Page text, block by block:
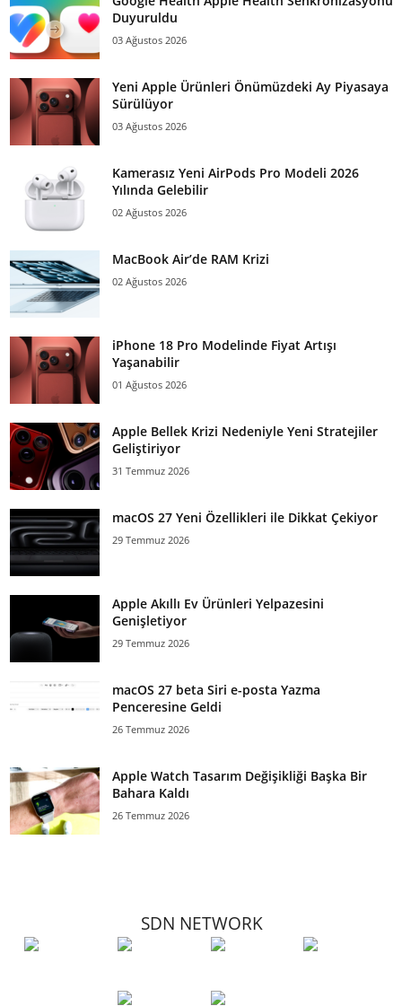
Duyuruldu
03 Ağustos 2026
Yeni Apple Ürünleri Önümüzdeki Ay Piyasaya
Sürülüyor
03 Ağustos 2026
Kamerasız Yeni AirPods Pro Modeli 2026
Yılında Gelebilir
02 Ağustos 2026
MacBook Air’de RAM Krizi
02 Ağustos 2026
iPhone 18 Pro Modelinde Fiyat Artışı
Yaşanabilir
01 Ağustos 2026
Apple Bellek Krizi Nedeniyle Yeni Stratejiler
Geliştiriyor
31 Temmuz 2026
macOS 27 Yeni Özellikleri ile Dikkat Çekiyor
29 Temmuz 2026
Apple Akıllı Ev Ürünleri Yelpazesini
Genişletiyor
29 Temmuz 2026
macOS 27 beta Siri e-posta Yazma
Penceresine Geldi
26 Temmuz 2026
Apple Watch Tasarım Değişikliği Başka Bir
Bahara Kaldı
26 Temmuz 2026
SDN NETWORK